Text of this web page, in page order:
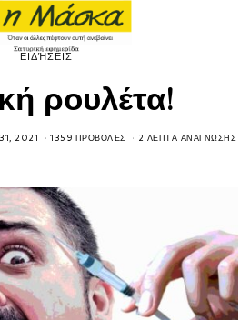
ΕΙΔΉΣΕΙΣ
ρουλέτα!
2021 1359 ΠΡΟΒΟΛΈΣ 2 ΛΕΠΤΆ ΑΝΆΓΝΩΣΗΣ